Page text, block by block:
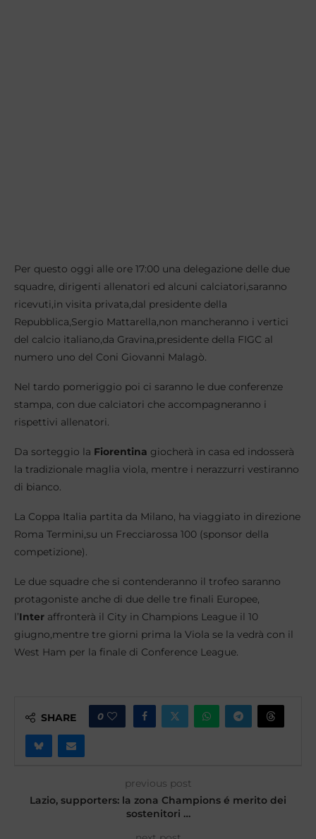
Per questo oggi alle ore 17:00 una delegazione delle due
squadre, dirigenti allenatori ed alcuni calciatori,saranno
ricevuti,in visita privata,dal presidente della
Repubblica,Sergio Mattarella,non mancheranno i vertici
del calcio italiano,da Gravina,presidente della FIGC al
numero uno del Coni Giovanni Malagò.
Nel tardo pomeriggio poi ci saranno le due conferenze
stampa, con due calciatori che accompagneranno i
rispettivi allenatori.
Da sorteggio la Fiorentina giocherà in casa ed indosserà
la tradizionale maglia viola, mentre i nerazzurri vestiranno
di bianco.
La Coppa Italia partita da Milano, ha viaggiato in direzione
Roma Termini,su un Frecciarossa 100 (sponsor della
competizione).
Le due squadre che si contenderanno il trofeo saranno
protagoniste anche di due delle tre finali Europee,
l’Inter affronterà il City in Champions League il 10
giugno,mentre tre giorni prima la Viola se la vedrà con il
West Ham per la finale di Conference League.
SHARE 0
previous post
Lazio, supporters: la zona Champions é merito dei
sostenitori …